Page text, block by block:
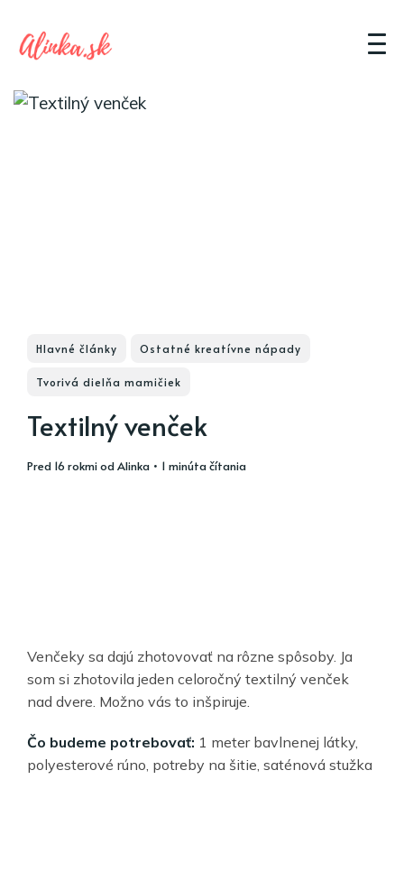
Hlavné články Ostatné kreatívne nápady
Tvorivá dielňa mamičiek
Textilný venček
pred 16 rokmiodAlinka • 1 minúta čítania
Venčeky sa dajú zhotovovať na rôzne spôsoby. Ja
som si zhotovila jeden celoročný textilný venček
nad dvere. Možno vás to inšpiruje.
Čo budeme potrebovať: 1 meter bavlnenej látky,
polyesterové rúno, potreby na šitie, saténová stužka